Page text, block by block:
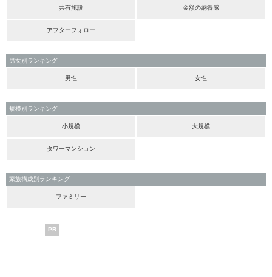
共有施設 金額の納得感
アフターフォロー
男女別ランキング
男性 女性
規模別ランキング
小規模 大規模
タワーマンション
家族構成別ランキング
ファミリー
PR